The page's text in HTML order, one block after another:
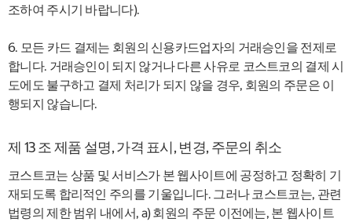
조하여 주시기 바랍니다).
6. 모든 카드 결제는 회원의 신용카드업자의 거래승인을 전제로
합니다. 거래승인이 되지 않거나 다른 사유로 코스트코의 결제 시
도에도 불구하고 결제 처리가 되지 않을 경우, 회원의 주문은 이
행되지 않습니다.
제 13 조 제품 설명, 가격 표시, 변경, 주문의 취소
코스트코는 상품 및 서비스가 본 웹사이트에 공정하고 정확히 기
재되도록 합리적인 주의를 기울입니다. 그러나 코스트코는, 관련
법령의 제한 범위 내에서, a) 회원의 주문 이전에는, 본 웹사이트